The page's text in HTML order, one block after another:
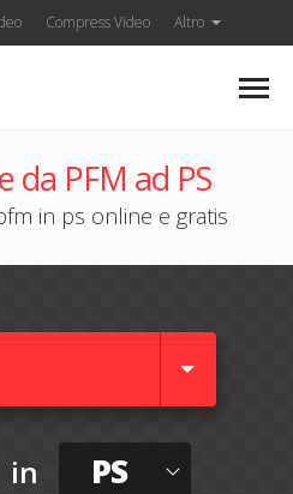
Compress Video Altro
da PFM ad PS
in ps online e gratis
in PS